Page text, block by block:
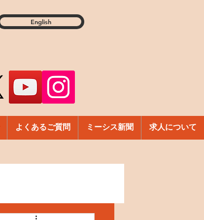
English
よくあるご質問 ミーシス新聞 求人について